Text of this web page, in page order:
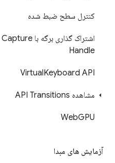
کنترل سطح ضبط شده
اشتراک گذاری برگه با Capture
Handle
VirtualKeyboard API
مشاهده API Transitions
WebGPU
آزمایش های مبدا